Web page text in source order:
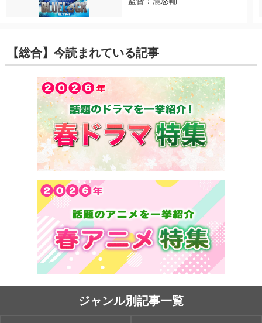
【総合】今読まれている記事
ジャンル別記事一覧